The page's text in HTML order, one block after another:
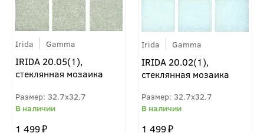
Irida Gamma
IRIDA 20.05(1),
стеклянная мозаика
32.7x32.7
1 499
Irida Gamma
IRIDA 20.02(1),
стеклянная мозаика
32.7x32.7
1 499